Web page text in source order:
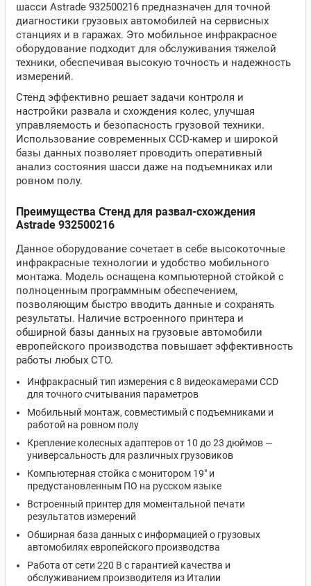
шасси Astrade 932500216 предназначен для точной
диагностики грузовых автомобилей на сервисных
станциях и в гаражах. Это мобильное инфракрасное
оборудование подходит для обслуживания тяжелой
техники, обеспечивая высокую точность и надежность
измерений.
Стенд эффективно решает задачи контроля и
настройки развала и схождения колес, улучшая
управляемость и безопасность грузовой техники.
Использование современных CCD-камер и широкой
базы данных позволяет проводить оперативный
анализ состояния шасси даже на подъемниках или
ровном полу.
Преимущества Стенд для развал-схождения
Astrade 932500216
Данное оборудование сочетает в себе высокоточные
инфракрасные технологии и удобство мобильного
монтажа. Модель оснащена компьютерной стойкой с
полноценным программным обеспечением,
позволяющим быстро вводить данные и сохранять
результаты. Наличие встроенного принтера и
обширной базы данных на грузовые автомобили
европейского производства повышает эффективность
работы любых СТО.
Инфракрасный тип измерения с 8 видеокамерами CCD
для точного считывания параметров
Мобильный монтаж, совместимый с подъемниками и
работой на ровном полу
Крепление колесных адаптеров от 10 до 23 дюймов —
универсальность для различных грузовиков
Компьютерная стойка с монитором 19" и
предустановленным ПО на русском языке
Встроенный принтер для моментальной печати
результатов измерений
Обширная база данных с информацией о грузовых
автомобилях европейского производства
Работа от сети 220 В с гарантией качества и
обслуживанием производителя из Италии